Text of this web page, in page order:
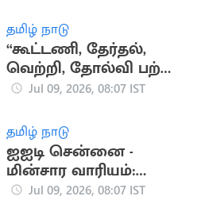
தமிழ் நாடு
“கூட்டணி, தேர்தல்,
வெற்றி, தோல்வி பற்றி
கவலை இல்லை”..
Jul 09, 2026, 08:07 IST
தமிழ் நாடு
ஐஐடி சென்னை -
மின்சார வாரியம்:
நீடித்த
Jul 09, 2026, 08:07 IST